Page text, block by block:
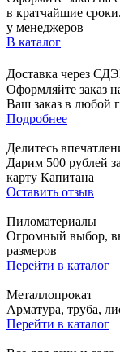
в кратчайшие
у менеджеров
В каталог
Доставка через
Оформляйте заказ
Ваш заказ в любой
Подробнее
Делитесь
Дарим 500 рублей
карту Капитана
Оставить отзыв
Пиломатериалы
Огромный выбор,
размеров
Перейти в каталог
Металлопрокат
Арматура, труба,
Перейти в каталог